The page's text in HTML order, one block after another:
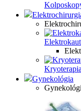
Kryoterapia
Gynekológia